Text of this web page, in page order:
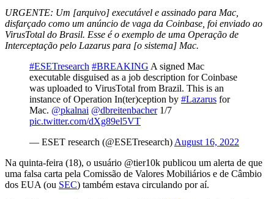
URGENTE: Um [arquivo] executável e assinado para Mac,
disfarçado como um anúncio de vaga da Coinbase, foi enviado ao
VirusTotal do Brasil. Esse é o exemplo de uma Operação de
Interceptação pelo Lazarus para [o sistema] Mac.
#ESETresearch #BREAKING A signed Mac
executable disguised as a job description for Coinbase
was uploaded to VirusTotal from Brazil. This is an
instance of Operation In(ter)ception by #Lazarus for
Mac. @pkalnai @dbreitenbacher1/7
pic.twitter.com/dXg89el5VT
— ESET research (@ESETresearch) August 16, 2022
Na quinta-feira (18), o usuário @tier10k publicou um alerta de que
uma falsa carta pela Comissão de Valores Mobiliários e de Câmbio
dos EUA (ou SEC) também estava circulando por aí.